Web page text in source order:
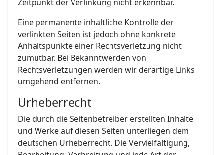
Zeitpunkt der Verlinkung nicht erkennbar.
Eine permanente inhaltliche Kontrolle der
verlinkten Seiten ist jedoch ohne konkrete
Anhaltspunkte einer Rechtsverletzung nicht
zumutbar. Bei Bekanntwerden von
Rechtsverletzungen werden wir derartige Links
umgehend entfernen.
Urheberrecht
Die durch die Seitenbetreiber erstellten Inhalte
und Werke auf diesen Seiten unterliegen dem
deutschen Urheberrecht. Die Vervielfältigung,